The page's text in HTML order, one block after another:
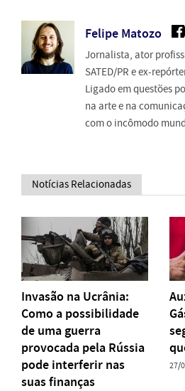
Felipe Matozo
Jornalista, ator
SATED/PR e ex-
Ligado em questões
na arte e na
com o incômodo
Notícias Relacionadas
Invasão na Ucrânia:
Como a possibilidade
de uma guerra
provocada pela Rússia
pode interferir nas
suas finanças
27/